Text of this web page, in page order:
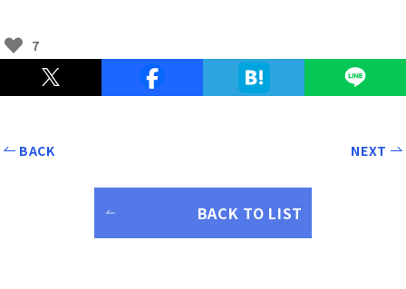
7
BACK
BACK TO LIST
NEXT